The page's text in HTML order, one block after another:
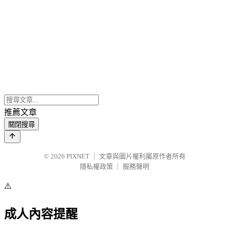
推薦文章
關閉搜尋
© 2026 PIXNET
文章與圖片權利屬原作者所有
隱私權政策
服務聲明
⚠️
成人內容提醒